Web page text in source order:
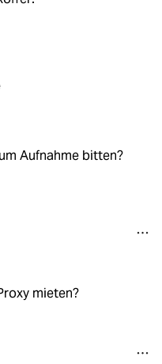
Aufnahme bitten?
mieten?